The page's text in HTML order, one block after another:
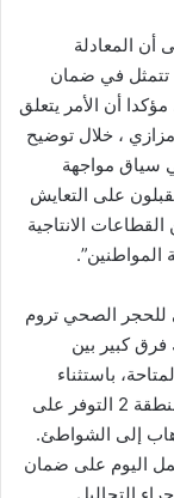
المعادلة
تتمثل في ضمان
أن الأمر يتعلق
، خلال توضيح
سياق مواجهة
19″، على “اننا مقبلون على التعايش
الانتاجية
المواطنين”.
للحجر الصحي تروم
فرق كبير بين
المتاحة، باستثناء
التنقل بين الجهات حيث يتعين على مواطني المنطقة 2 التوفر على
إلى الشواطئ.
اليوم على ضمان
التحاليل